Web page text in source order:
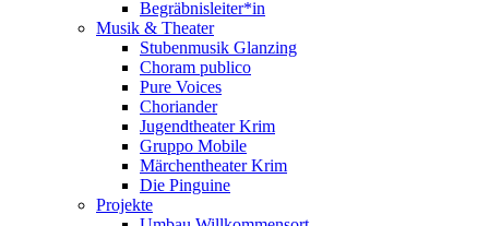
Begräbnisleiter*in
Musik & Theater
Stubenmusik Glanzing
Choram publico
Pure Voices
Choriander
Jugendtheater Krim
Gruppo Mobile
Märchentheater Krim
Die Pinguine
Projekte